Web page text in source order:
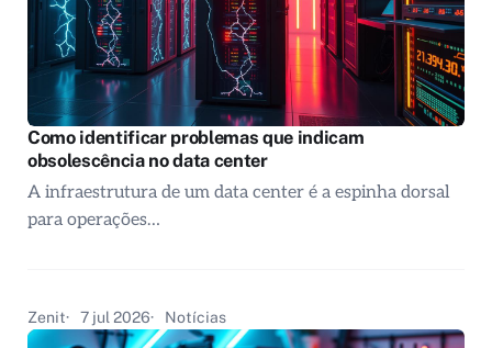
Como identificar problemas que indicam
obsolescência no data center
A infraestrutura de um data center é a espinha dorsal
para operações…
Zenit 7 jul 2026 Notícias